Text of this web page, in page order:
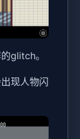
glitch。
现人物闪